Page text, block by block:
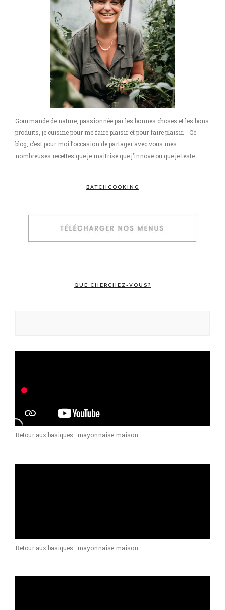
Gourmande de nature, passionnée par les bonnes choses et les bons
produits, je cuisine pour me faire plaisir et pour faire plaisir. Ce
blog, c’est pour moi l’occasion de partager avec vous mes
nombreuses recettes que je maitrise que j’innove ou que je teste.
BATCHCOOKING
QUE CHERCHEZ-VOUS?
Retour aux basiques : mayonnaise maison
Retour aux basiques : mayonnaise maison